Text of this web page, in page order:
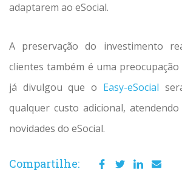
adaptarem ao eSocial.
A preservação do investimento
clientes também é uma preocupação
já divulgou que o Easy-eSocial
qualquer custo adicional,
novidades do eSocial.
Compartilhe: